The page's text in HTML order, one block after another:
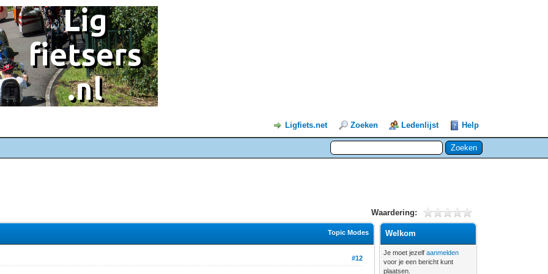
Ligfiets.net Zoeken Ledenlijst Help
Waardering:
Topic Modes
#12
Welkom
Je moet jezelfaanmelden
voor je een bericht kunt
plaatsen.